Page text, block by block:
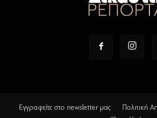
Εγγραφείτε στο newsletter μας Πολιτική